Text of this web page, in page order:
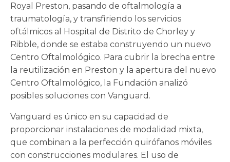
Royal Preston, pasando de oftalmología a
traumatología, y transfiriendo los servicios
oftálmicos al Hospital de Distrito de Chorley y
Ribble, donde se estaba construyendo un nuevo
Centro Oftalmológico. Para cubrir la brecha entre
la reutilización en Preston y la apertura del nuevo
Centro Oftalmológico, la Fundación analizó
posibles soluciones con Vanguard.
Vanguard es único en su capacidad de
proporcionar instalaciones de modalidad mixta,
que combinan a la perfección quirófanos móviles
con construcciones modulares. El uso de